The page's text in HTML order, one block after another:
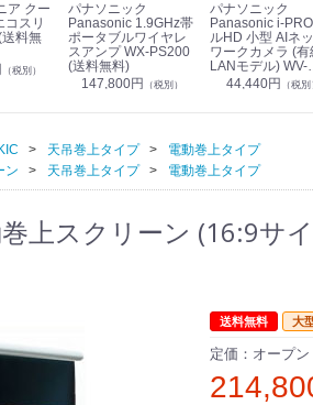
ア クー
コスリ
料無
（税別）
パナソニック
Panasonic 1.9GHz帯
ポータブルワイヤレ
スアンプ WX-PS200
(送料無料)
147,800円 （税別）
パナソニック
Panasonic i-PRO フ
ルHD 小型 AIネ
ワークカメラ (有
LANモデル) WV-
S7130UX (送料無
44,440円 （税別
KIC 天吊巻上タイプ
電動巻上タイプ
ン 天吊巻上タイプ 電動巻上タイプ
上スクリーン (16:9サ
送料無料 大
定価：オープン